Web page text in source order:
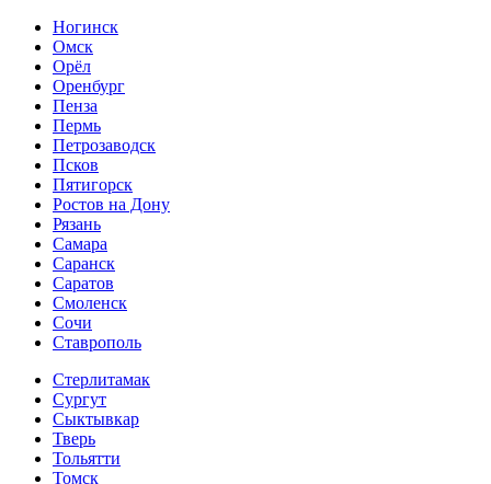
Ногинск
Омск
Орёл
Оренбург
Пенза
Пермь
Петрозаводск
Псков
Пятигорск
Ростов на Дону
Рязань
Самара
Саранск
Саратов
Смоленск
Сочи
Ставрополь
Стерлитамак
Сургут
Сыктывкар
Тверь
Тольятти
Томск